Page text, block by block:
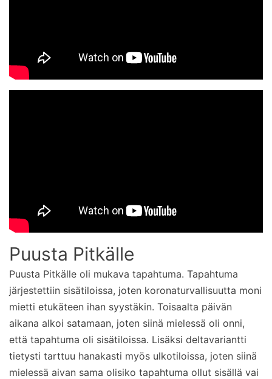
Puusta Pitkälle
Puusta Pitkälle oli mukava tapahtuma. Tapahtuma
järjestettiin sisätiloissa, joten koronaturvallisuutta moni
mietti etukäteen ihan syystäkin. Toisaalta päivän
aikana alkoi satamaan, joten siinä mielessä oli onni,
että tapahtuma oli sisätiloissa. Lisäksi deltavariantti
tietysti tarttuu hanakasti myös ulkotiloissa, joten siinä
mielessä aivan sama olisiko tapahtuma ollut sisällä vai